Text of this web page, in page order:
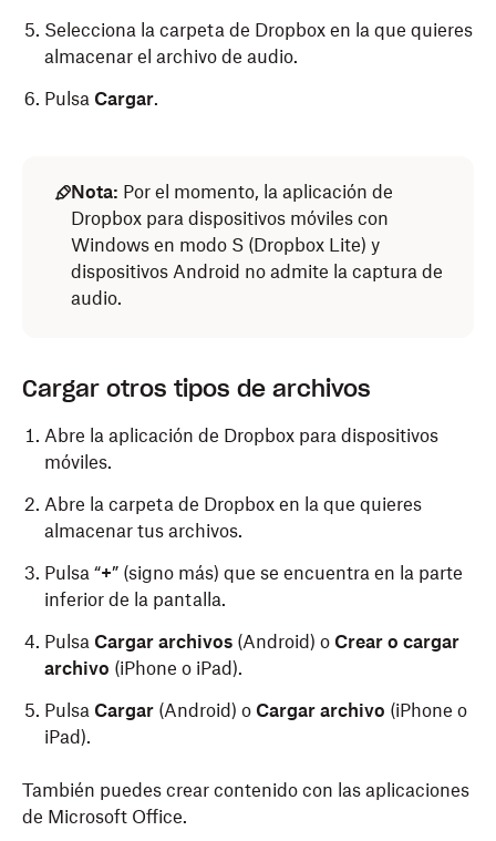
Selecciona la carpeta de Dropbox en la que quieres
almacenar el archivo de audio.
Pulsa Cargar.
Nota: Por el momento, la aplicación de
Dropbox para dispositivos móviles con
Windows en modo S (Dropbox Lite) y
dispositivos Android no admite la captura de
audio.
Cargar otros tipos de archivos
Abre la aplicación de Dropbox para dispositivos
móviles.
Abre la carpeta de Dropbox en la que quieres
almacenar tus archivos.
Pulsa “+” (signo más) que se encuentra en la parte
inferior de la pantalla.
Pulsa Cargar archivos (Android) o Crear o cargar
archivo (iPhone o iPad).
Pulsa Cargar (Android) o Cargar archivo (iPhone o
iPad).
También puedes crear contenido con las aplicaciones
de Microsoft Office.